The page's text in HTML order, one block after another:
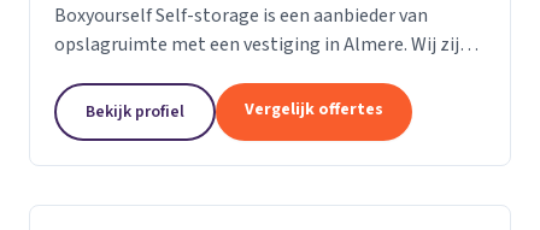
Boxyourself Self-storage is een aanbieder van
opslagruimte met een vestiging in Almere. Wij zijn
Bekijk profiel Vergelijk offertes